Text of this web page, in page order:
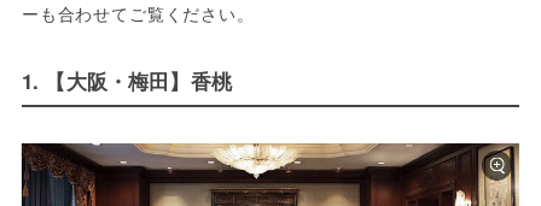
ーも合わせてご覧ください。
1. 【大阪・梅田】香桃